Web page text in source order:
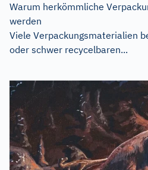
Warum herkömmliche
werden
Viele Verpackungsmaterialien
oder schwer recycelbaren...